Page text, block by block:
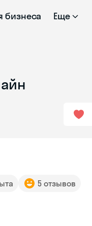
бизнеса Еще
5 отзывов